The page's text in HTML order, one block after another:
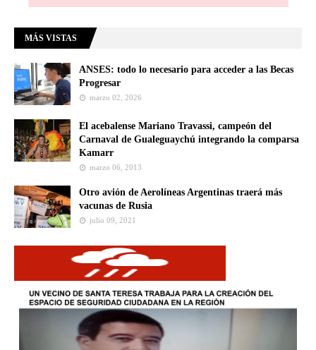
MÁS VISTAS
ANSES: todo lo necesario para acceder a las Becas
Progresar
marzo 02, 2026
El acebalense Mariano Travassi, campeón del
Carnaval de Gualeguaychú integrando la comparsa
Kamarr
marzo 06, 2013
Otro avión de Aerolíneas Argentinas traerá más
vacunas de Rusia
julio 09, 2021